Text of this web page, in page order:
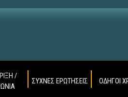
/
ΣΥΧΝΕΣ ΕΡΩΤΗΣΕΙΣ ΟΔΗΓΟΙ